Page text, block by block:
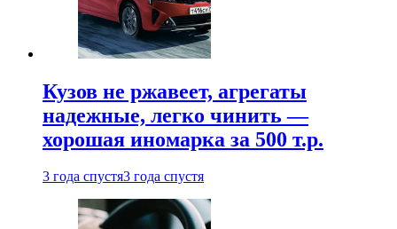
Кузов не ржавеет, агрегаты
надежные, легко чинить —
хорошая иномарка за 500 т.р.
3 года спустя3 года спустя